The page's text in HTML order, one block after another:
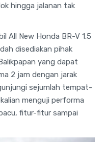
hingga jalanan tak
All New Honda BR-V 1.5
disediakan pihak
yang dapat
2 jam dengan jarak
sejumlah tempat-
menguji performa
fitur-fitur sampai